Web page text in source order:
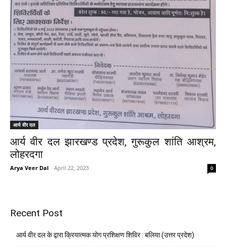
आर्य वीर दल
आर्य वीर दल झारखण्ड प्रदेश, गुरूकुल शांति आश्रम,
लोहरदगा
Arya Veer Dal - April 22, 2023 0
Recent Post
आर्य वीर दल के द्वारा क्रियात्मक योग प्रशिक्षण शिविर : बलिया (उत्तर प्रदेश)